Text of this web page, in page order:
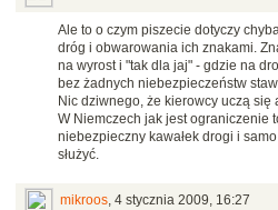
Ale to o czym piszecie dotyczy
dróg i obwarowania ich znakami.
na wyrost i "tak dla jaj" - gdzie na
bez żadnych niebezpieczeństw
Nic dziwnego, że kierowcy uczą
W Niemczech jak jest ograniczenie
niebezpieczny kawałek drogi i
służyć.
mikroos, 4 stycznia 2009, 16:27